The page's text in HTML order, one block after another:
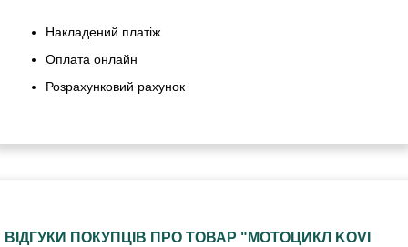
Накладений платіж
Оплата онлайн
Розрахунковий рахунок
ВІДГУКИ ПОКУПЦІВ ПРО ТОВАР "МОТОЦИКЛ KOVI